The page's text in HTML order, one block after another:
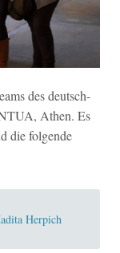
des deutsch-
Athen. Es
die folgende
Herpich